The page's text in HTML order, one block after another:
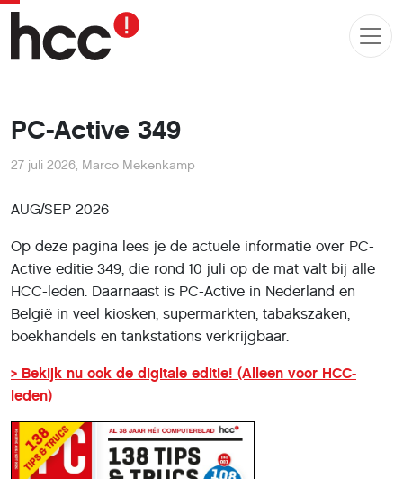
PC-Active 349
27 juli 2026, Marco Mekenkamp
AUG/SEP 2026
Op deze pagina lees je de actuele informatie over PC-
Active editie 349, die rond 10 juli op de mat valt bij alle
HCC-leden. Daarnaast is PC-Active in Nederland en
België in veel kiosken, supermarkten, tabakszaken,
boekhandels en tankstations verkrijgbaar.
> Bekijk nu ook de digitale editie! (Alleen voor HCC-
leden)